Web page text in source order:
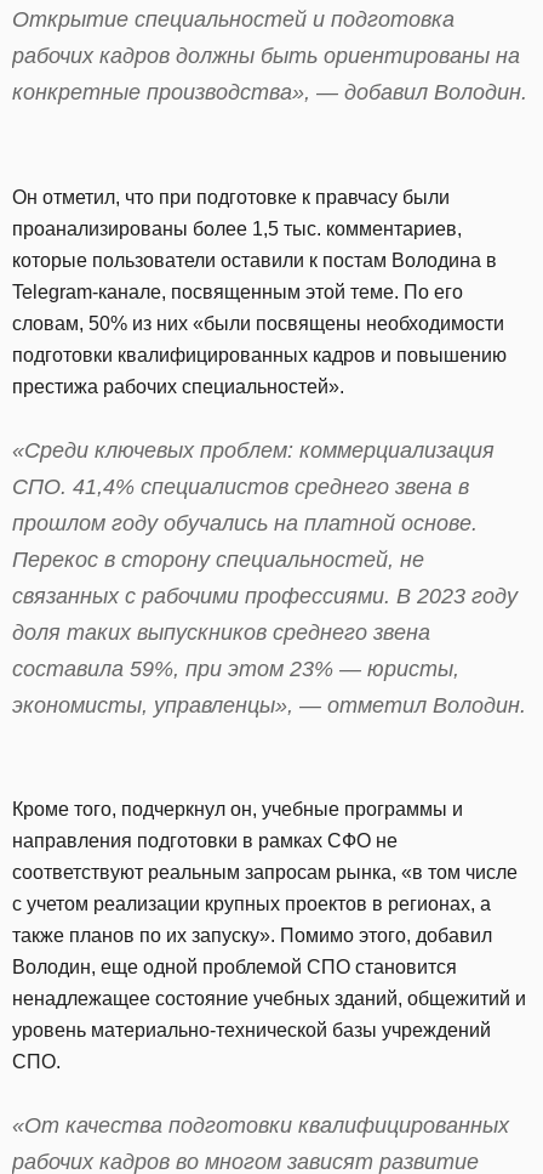
Открытие специальностей и подготовка
рабочих кадров должны быть ориентированы на
конкретные производства», — добавил Володин.
Он отметил, что при подготовке к правчасу были
проанализированы более 1,5 тыс. комментариев,
которые пользователи оставили к постам Володина в
Telegram-канале, посвященным этой теме. По его
словам, 50% из них «были посвящены необходимости
подготовки квалифицированных кадров и повышению
престижа рабочих специальностей».
«Среди ключевых проблем: коммерциализация
СПО. 41,4% специалистов среднего звена в
прошлом году обучались на платной основе.
Перекос в сторону специальностей, не
связанных с рабочими профессиями. В 2023 году
доля таких выпускников среднего звена
составила 59%, при этом 23% — юристы,
экономисты, управленцы», — отметил Володин.
Кроме того, подчеркнул он, учебные программы и
направления подготовки в рамках СФО не
соответствуют реальным запросам рынка, «в том числе
с учетом реализации крупных проектов в регионах, а
также планов по их запуску». Помимо этого, добавил
Володин, еще одной проблемой СПО становится
ненадлежащее состояние учебных зданий, общежитий и
уровень материально-технической базы учреждений
СПО.
«От качества подготовки квалифицированных
рабочих кадров во многом зависят развитие